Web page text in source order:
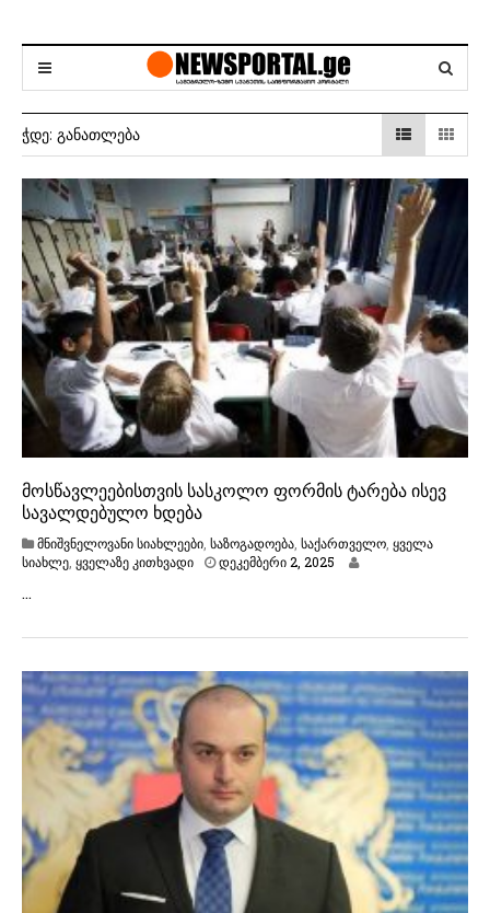
ᲭᲓᲔ: ᲒᲐᲜᲐᲗᲚᲔᲑᲐ
მოსწავლეებისთვის სასკოლო ფორმის ტარება ისევ
სავალდებულო ხდება
მნიშვნელოვანი სიახლეები, საზოგადოება, საქართველო, ყველა
სიახლე, ყველაზე კითხვადი დეკემბერი 2, 2025
მ
ე
რ
ი
2
,
2
0
2
…